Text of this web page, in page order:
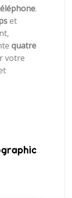
.
et
quatre
votre